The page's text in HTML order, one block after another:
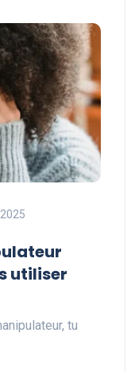
utiliser
tu